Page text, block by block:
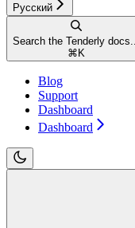
Русский
Search the Tenderly docs...
⌘ K
Blog
Support
Dashboard
Dashboard